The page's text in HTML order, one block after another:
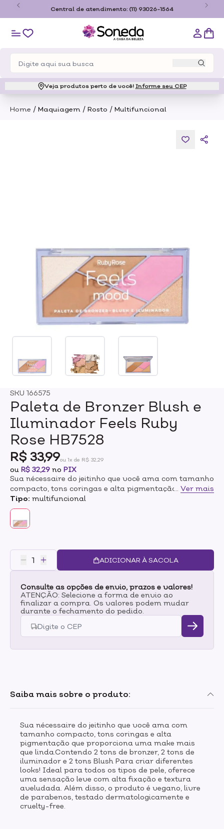
Central de atendimento: (11) 93026-1564
Veja produtos perto de você! Informe seu CEP
Home / Maquiagem / Rosto / Multifuncional
SKU 166575
Paleta de Bronzer Blush e
Iluminador Feels Ruby
Rose HB7528
R$ 33,99ou 1x de R$ 32,29
ou R$ 32,29 no PIX
Sua nécessaire do jeitinho que você ama com tamanho
compacto, tons coringas e alta pigmentação que
proporciona uma make mais que linda.Contendo 2
tons de bronzer, 2 tons de iluminador e 2 tons Blush
Para criar diferentes looks! Ideal para todos os tipos
de pele, oferece uma sensação leve com alta fixação e
livre de parabenos, testado dermatologicamente e
cruelty-free.
Ver mais
Tipo: multifuncional
ADICIONAR À SACOLA
Consulte as opções de envio, prazos e valores!
ATENÇÃO: Selecione a forma de envio ao
finalizar a compra. Os valores podem mudar
durante o fechamento do pedido.
Saiba mais sobre o produto:
Sua nécessaire do jeitinho que você ama com
tamanho compacto, tons coringas e alta
pigmentação que proporciona uma make mais
que linda.Contendo 2 tons de bronzer, 2 tons de
iluminador e 2 tons Blush Para criar diferentes
looks! Ideal para todos os tipos de pele, oferece
uma sensação leve com alta fixação e textura
aveludada. Além disso, o produto é vegano, livre
de parabenos, testado dermatologicamente e
cruelty-free.